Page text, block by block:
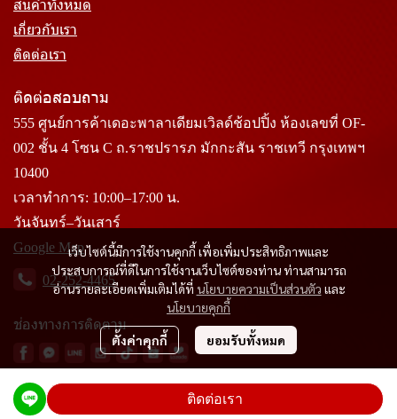
ติดต่อเรา
เว็บไซต์นี้มีการใช้งานคุกกี้ เพื่อเพิ่มประสิทธิภาพและ
ประสบการณ์ที่ดีในการใช้งานเว็บไซต์ของท่าน ท่านสามารถ
อ่านรายละเอียดเพิ่มเติมได้ที่ นโยบายความเป็นส่วนตัว และ
นโยบายคุกกี้
ตั้งค่าคุกกี้ ยอมรับทั้งหมด
สินค้าทั้งหมด
เกี่ยวกับเรา
ติดต่อเรา
ติดต่อสอบถาม
555 ศูนย์การค้าเดอะพาลาเดียมเวิลด์ช้อปปิ้ง ห้องเลขที่ OF-
002 ชั้น 4 โซน C ถ.ราชปรารภ มักกะสัน ราชเทวี กรุงเทพฯ
10400
เวลาทำการ: 10:00–17:00 น.
วันจันทร์–วันเสาร์
Google Map
02-252-4465
ช่องทางการติดตาม
Copyright 2024 SITT Textile | All Rights Reserved